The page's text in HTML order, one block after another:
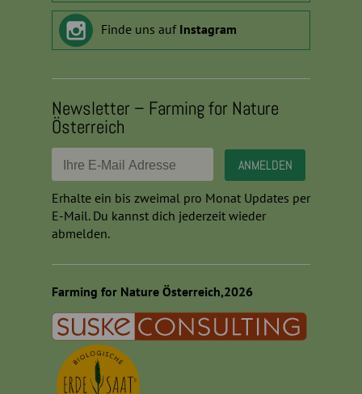
Finde uns auf Instagram
Newsletter – Farming for Nature
Österreich
Erhalte ein bis zweimal pro Monat Updates per
E-Mail. Du kannst dich jederzeit wieder
abmelden.
Farming for Nature Österreich,2026